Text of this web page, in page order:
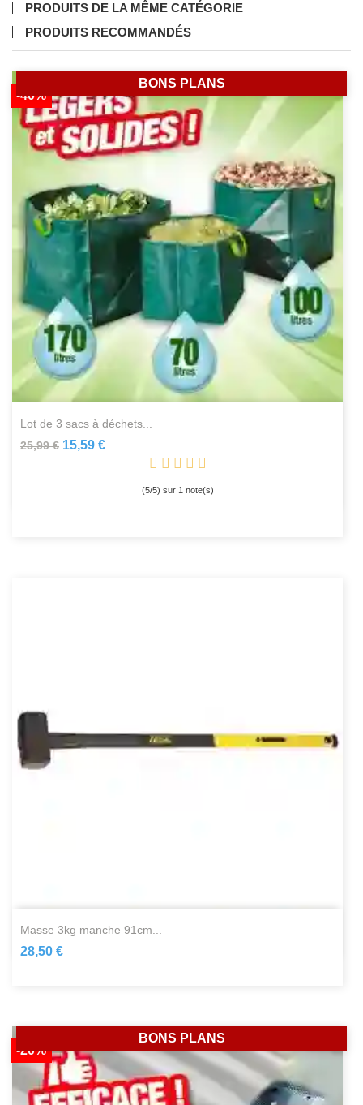
PRODUITS DE LA MÊME CATÉGORIE
PRODUITS RECOMMANDÉS
lot de 3 sacs à déchets...
25,99 €
-40%
15,59 €
(5/5) sur 1note(s)
BONS PLANS
masse 3kg manche 91cm...
28,50 €
-20%
BONS PLANS